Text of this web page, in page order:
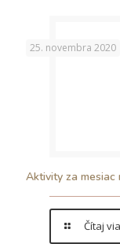
25. novembra 2020
Aktivity za mesiac
Čítaj